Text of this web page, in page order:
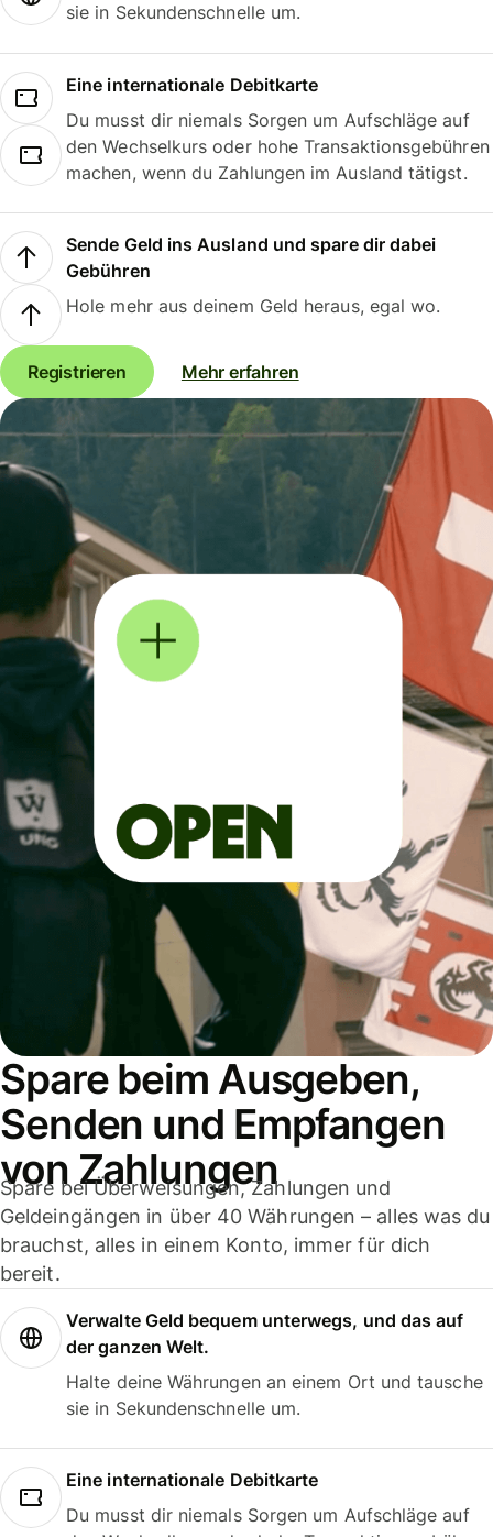
sie in Sekundenschnelle um.
Eine internationale Debitkarte
Du musst dir niemals Sorgen um Aufschläge auf
den Wechselkurs oder hohe Transaktionsgebühren
machen, wenn du Zahlungen im Ausland tätigst.
Sende Geld ins Ausland und spare dir dabei
Gebühren
Hole mehr aus deinem Geld heraus, egal wo.
Registrieren Mehr erfahren
Spare beim Ausgeben,
Senden und Empfangen
von Zahlungen
Spare bei Überweisungen, Zahlungen und
Geldeingängen in über 40 Währungen – alles was du
brauchst, alles in einem Konto, immer für dich
bereit.
Verwalte Geld bequem unterwegs, und das auf
der ganzen Welt.
Halte deine Währungen an einem Ort und tausche
sie in Sekundenschnelle um.
Eine internationale Debitkarte
Du musst dir niemals Sorgen um Aufschläge auf